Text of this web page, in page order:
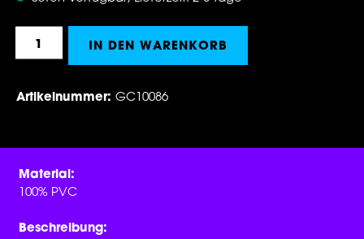
Produkt Anzahl: Gib den gewünschten
IN DEN WARENKORB
Artikelnummer: GC10086
Material:
100% PVC
Beschreibung: